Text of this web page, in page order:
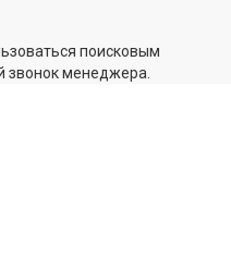
поисковым
звонок менеджера.